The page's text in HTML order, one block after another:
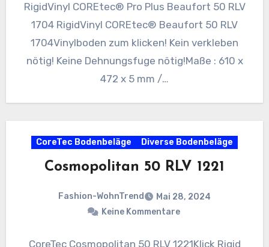
RigidVinyl COREtec® Pro Plus Beaufort 50 RLV
1704 RigidVinyl COREtec® Beaufort 50 RLV
1704Vinylboden zum klicken! Kein verkleben
nötig! Keine Dehnungsfuge nötig!Maße : 610 x
472 x 5 mm /…
CoreTec Bodenbeläge Diverse Bodenbeläge
Cosmopolitan 50 RLV 1221
Fashion-WohnTrend
Mai 28, 2024
Keine Kommentare
CoreTec Cosmopolitan 50 RLV 1221Klick Rigid